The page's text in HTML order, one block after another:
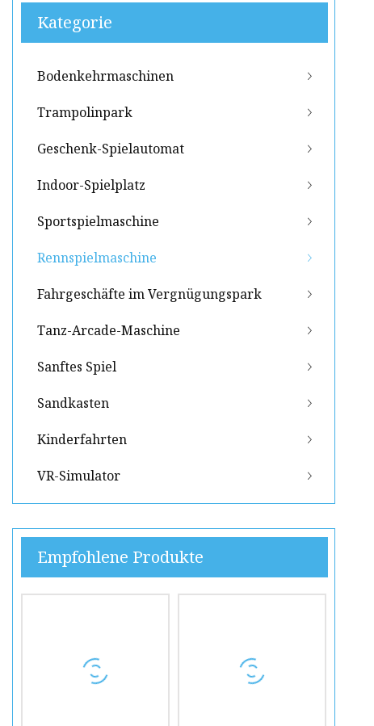
Kategorie
Bodenkehrmaschinen
Trampolinpark
Geschenk-Spielautomat
Indoor-Spielplatz
Sportspielmaschine
Rennspielmaschine
Fahrgeschäfte im Vergnügungspark
Tanz-Arcade-Maschine
Sanftes Spiel
Sandkasten
Kinderfahrten
VR-Simulator
Empfohlene Produkte